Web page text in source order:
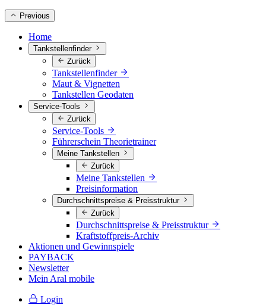
Previous
Home
Tankstellenfinder
Zurück
Tankstellenfinder
Maut & Vignetten
Tankstellen Geodaten
Service-Tools
Zurück
Service-Tools
Führerschein Theorietrainer
Meine Tankstellen
Zurück
Meine Tankstellen
Preisinformation
Durchschnittspreise & Preisstruktur
Zurück
Durchschnittspreise & Preisstruktur
Kraftstoffpreis-Archiv
Aktionen und Gewinnspiele
PAYBACK
Newsletter
Mein Aral mobile
Login